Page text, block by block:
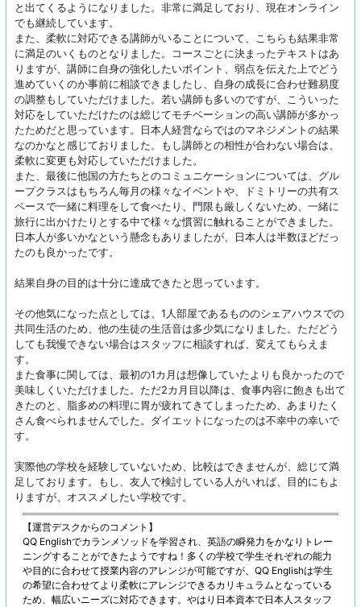
と出てくるようになりました。非常に満足しており、現在オンライン
でも継続しています。
また、柔軟に対応できる講師がいることについて、こちらも結果非常
に満足のいくものとなりました。コースごとに決まったテキストはあ
りますが、講師に自身の強化したいポイント、弱点を伝えた上でどう
進めていくのか事前に相談できましたし、自身の成長に合わせ難易度
の調整もしていただけました。若い講師も多いのですが、こういった
対応をしていただけたのは総じてモチベーションの高い講師が多かっ
たためだと思っています。日本人経営ならではのマネジメントの結果
なのかなと感じておりました。もし講師との相性が合わない場合は、
柔軟に変更も対応していただけました。
また、最後に他国の方たちとのコミュニケーションについては、グル
ープクラスはもちろん毎月の様々なイベントや、ドミトリーの共有ス
ペースで一緒に料理をして食べたり、門限も厳しくないため、一緒に
旅行に出かけたりとする中で様々な慣習に触れることができました。
日本人が多いかなという懸念もありましたが、日本人は半数ほどだっ
たのも良かったです。
結果自身の目的は十分に達成できたと思っています。
その他気になった点としては、1人部屋であるもののシェアハウスでの
共同生活のため、他の生徒の生活音は多少気になりました。ただどう
しても我慢できない場合はスタッフに相談すれば、変えてもらえま
す。
また食事に関しては、最初の1カ月は想像していたよりも良かったので
美味しくいただけました。ただ2カ月目以降は、食事内容に飽きも出て
きたのと、脂多めの料理に胃が疲れてきてしまったため、あまりたく
さん食べられませんでした。ダイエットになったのは不幸中の幸いで
す。
実際他の学校を経験していないため、比較はできませんが、総じて満
足しております。もし、友人で検討している人がいれば、目的にもよ
りますが、オススメしたい学校です。
【運営デスクからのコメント】
QQ Englishでカランメソッドを学習され、英語の瞬発力をかなりトレー
ニングすることができたようですね！多くの学校で学生それぞれの能力
や目的に合わせて授業内容のアレンジが可能ですが、QQ Englishは学生
の希望に合わせてより柔軟にアレンジできるカリキュラムとなっている
ため、幅広いニーズに対応できます。やはり日本資本で日本人スタッフ